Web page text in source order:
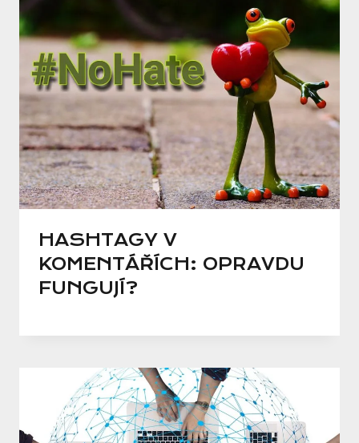
HASHTAGY V
KOMENTÁŘÍCH: OPRAVDU
FUNGUJÍ?